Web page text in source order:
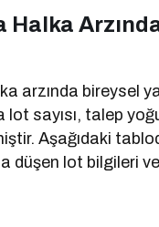
Halka
arzında bireysel
sayısı, talep
Aşağıdaki
düşen lot bilgileri